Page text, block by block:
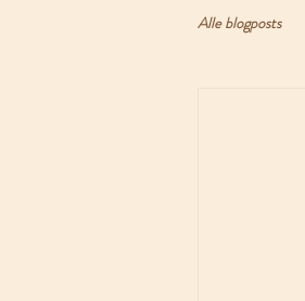
Alle blogposts